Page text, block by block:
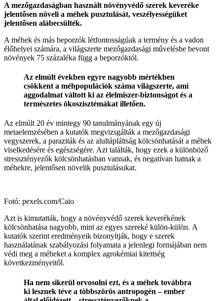
A mezőgazdaságban használt növényvédő szerek keveréke
jelentősen növeli a méhek pusztulását, veszélyességüket
jelentősen alábecsülték.
A méhek és más beporzók létfontosságúak a termény és a vadon
élőhelyei számára, a világszerte mezőgazdasági művelésbe bevont
növények 75 százaléka függ a beporzóktól.
Az elmúlt években egyre nagyobb mértékben
csökkent a méhpopulációk száma világszerte, ami
aggodalmat váltott ki az élelmiszer-biztonságot és a
természetes ökoszisztémákat illetően.
Az elmúlt 20 év mintegy 90 tanulmányának egy új
metaelemzésében a kutatók megvizsgálták a mezőgazdasági
vegyszerek, a paraziták és az alultápláltság kölcsönhatását a méhek
viselkedésére és egészségére. Azt találták, hogy ezek a különböző
stressztényezők kölcsönhatásban vannak, és negatívan hatnak a
méhekre, jelentősen növelik pusztulásukat.
Fotó: pexels.com/Caio
Azt is kimutatták, hogy a növényvédő szerek keverékének
kölcsönhatása nagyobb, mint az egyes szereké külön-külön. A
kutatók szerint eredményeik bizonyítják, hogy e szerek
használatának szabályozási folyamata a jelenlegi formájában nem
védi meg a méheket a komplex agrokémiai kitettség
következményeitől.
Ha nem sikerül orvosolni ezt, és a méhek továbbra
ki lesznek téve a többszörös antropogén – ember